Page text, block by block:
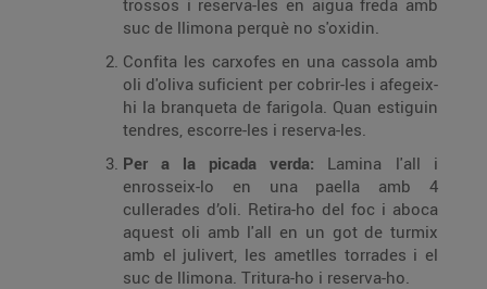
trossos i reserva-les en aigua freda amb
suc de llimona perquè no s'oxidin.
Confita les carxofes en una cassola amb
oli d'oliva suficient per cobrir-les i afegeix-
hi la branqueta de farigola. Quan estiguin
tendres, escorre-les i reserva-les.
Per a la picada verda: Lamina l'all i
enrosseix-lo en una paella amb 4
cullerades d’oli. Retira-ho del foc i aboca
aquest oli amb l'all en un got de turmix
amb el julivert, les ametlles torrades i el
suc de llimona. Tritura-ho i reserva-ho.